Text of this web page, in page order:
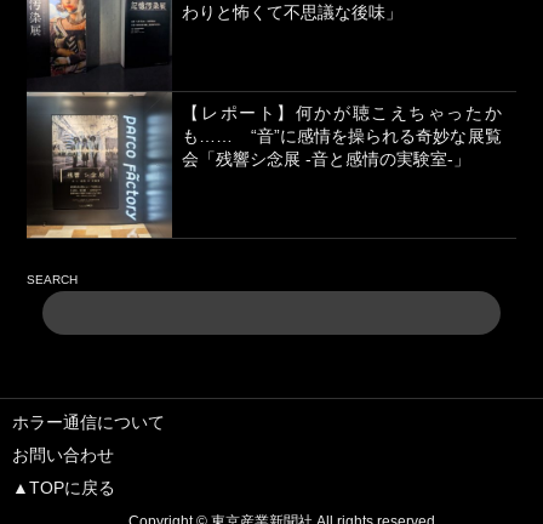
わりと怖くて不思議な後味」
【レポート】何かが聴こえちゃったか
も…… “音”に感情を操られる奇妙な展覧
会「残響シ念展 -⾳と感情の実験室-」
SEARCH
ホラー通信について
お問い合わせ
▲TOPに戻る